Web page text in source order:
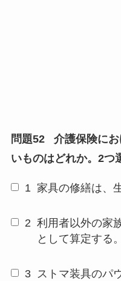
問題52
介護保険に
いものはどれか。2つ
1 家具の修繕は、
2 利用者以外の家
として算定する。
3 ストマ装具のパ